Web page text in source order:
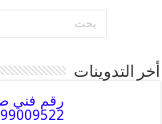
أخر التدوينات
99009522 كشف تسربات وتسليك مجاري